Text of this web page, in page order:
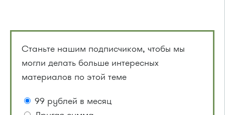
Станьте нашим подписчиком, чтобы мы
могли делать больше интересных
материалов по этой теме
99 рублей в месяц